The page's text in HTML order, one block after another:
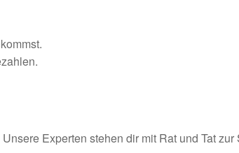
Experten stehen dir mit Rat und Tat zur